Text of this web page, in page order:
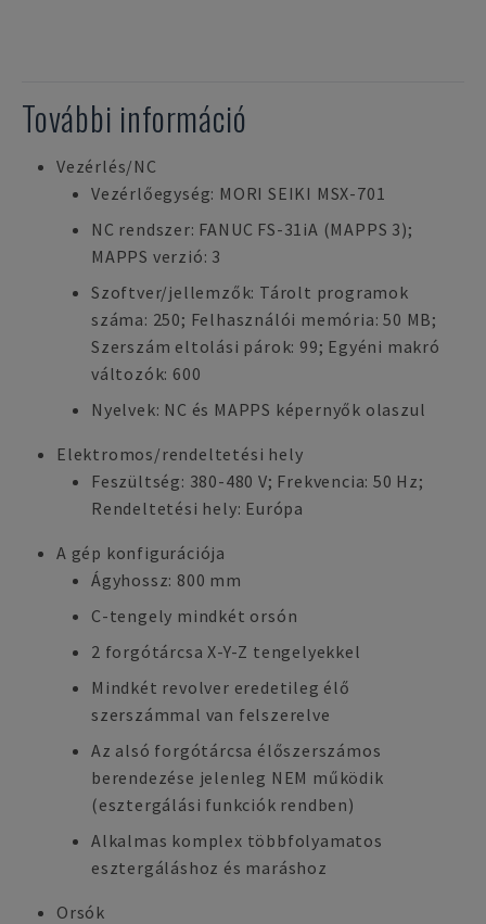
További információ
Vezérlés/NC
Vezérlőegység: MORI SEIKI MSX-701
NC rendszer: FANUC FS-31iA (MAPPS 3);
MAPPS verzió: 3
Szoftver/jellemzők: Tárolt programok
száma: 250; Felhasználói memória: 50 MB;
Szerszám eltolási párok: 99; Egyéni makró
változók: 600
Nyelvek: NC és MAPPS képernyők olaszul
Elektromos/rendeltetési hely
Feszültség: 380-480 V; Frekvencia: 50 Hz;
Rendeltetési hely: Európa
A gép konfigurációja
Ágyhossz: 800 mm
C-tengely mindkét orsón
2 forgótárcsa X-Y-Z tengelyekkel
Mindkét revolver eredetileg élő
szerszámmal van felszerelve
Az alsó forgótárcsa élőszerszámos
berendezése jelenleg NEM működik
(esztergálási funkciók rendben)
Alkalmas komplex többfolyamatos
esztergáláshoz és maráshoz
Orsók